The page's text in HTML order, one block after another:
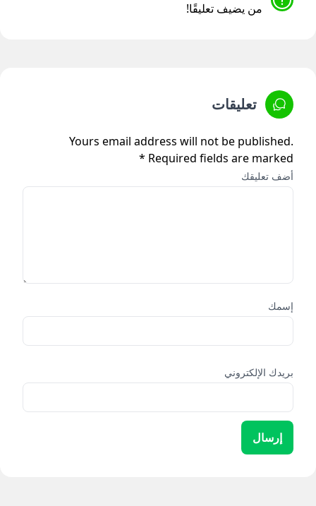
من يضيف تعليقًا!
تعليقات
Yours email address will not be published.
Required fields are marked *
أضف تعليقك
إسمك
بريدك الإلكتروني
إرسال